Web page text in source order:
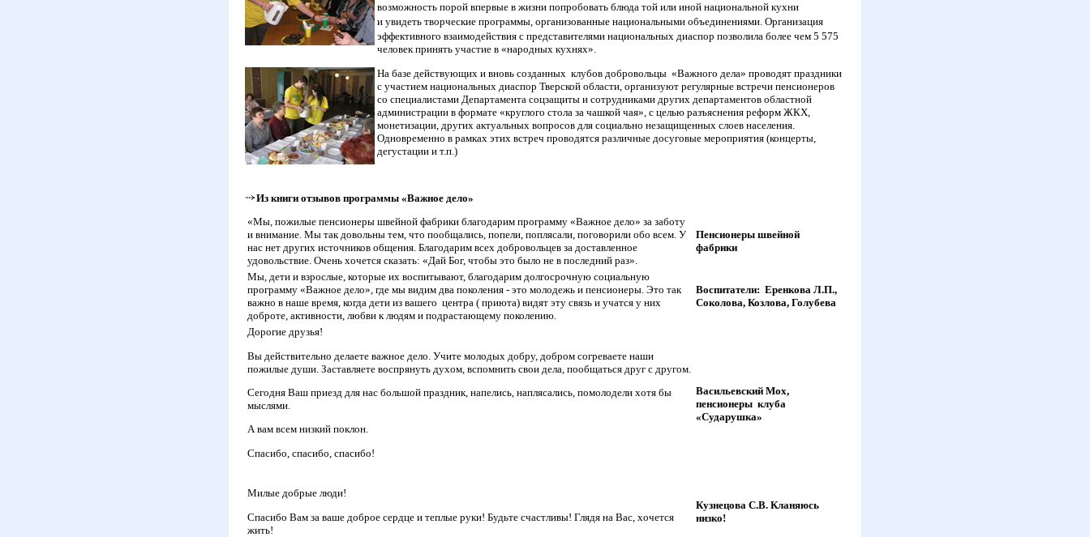
возможность порой впервые в жизни попробовать блюда той или иной национальной кухни
и увидеть творческие программы, организованные национальными объединениями. Организация
эффективного взаимодействия с представителями национальных диаспор позволила более чем 5 575
человек принять участие в «народных кухнях».
На базе действующих и вновь созданных клубов добровольцы «Важного дела» проводят праздники
с участием национальных диаспор Тверской области, организуют регулярные встречи пенсионеров
со специалистами Департамента соцзащиты и сотрудниками других департаментов областной
администрации в формате «круглого стола за чашкой чая», с целью разъяснения реформ ЖКХ,
монетизации, других актуальных вопросов для социально незащищенных слоев населения.
Одновременно в рамках этих встреч проводятся различные досуговые мероприятия (концерты,
дегустации и т.п.)
Из книги отзывов программы «Важное дело»
«Мы, пожилые пенсионеры швейной фабрики благодарим программу «Важное дело» за заботу
и внимание. Мы так довольны тем, что пообщались, попели, поплясали, поговорили обо всем. У
нас нет других источников общения. Благодарим всех добровольцев за доставленное
удовольствие. Очень хочется сказать: «Дай Бог, чтобы это было не в последний раз».
Пенсионеры швейной
фабрики
Мы, дети и взрослые, которые их воспитывают, благодарим долгосрочную социальную
программу «Важное дело», где мы видим два поколения - это молодежь и пенсионеры. Это так
важно в наше время, когда дети из вашего центра ( приюта) видят эту связь и учатся у них
доброте, активности, любви к людям и подрастающему поколению.
Воспитатели: Еренкова Л.П.,
Соколова, Козлова, Голубева
Дорогие друзья!
Вы действительно делаете важное дело. Учите молодых добру, добром согреваете наши
пожилые души. Заставляете воспрянуть духом, вспомнить свои дела, пообщаться друг с другом.
Сегодня Ваш приезд для нас большой праздник, напелись, наплясались, помолодели хотя бы
мыслями.
А вам всем низкий поклон.
Спасибо, спасибо, спасибо!
Васильевский Мох,
пенсионеры клуба
«Сударушка»
Милые добрые люди!
Спасибо Вам за ваше доброе сердце и теплые руки! Будьте счастливы! Глядя на Вас, хочется
жить!
Кузнецова С.В. Кланяюсь
низко!